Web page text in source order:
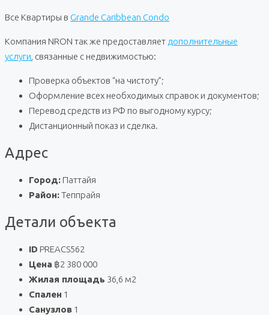
Все Квартиры в Grande Caribbean Condo
Компания NRON так же предоставляет дополнительные
услуги , связанные с недвижимостью:
Проверка объектов “на чистоту”;
Оформление всех необходимых справок и документов;
Перевод средств из РФ по выгодному курсу;
Дистанционный показ и сделка.
Адрес
Город: Паттайя
Район:Теппрайя
Детали объекта
ID PREACS562
Цена ฿2 380 000
Жилая площадь 36,6 м2
Спален 1
Санузлов 1